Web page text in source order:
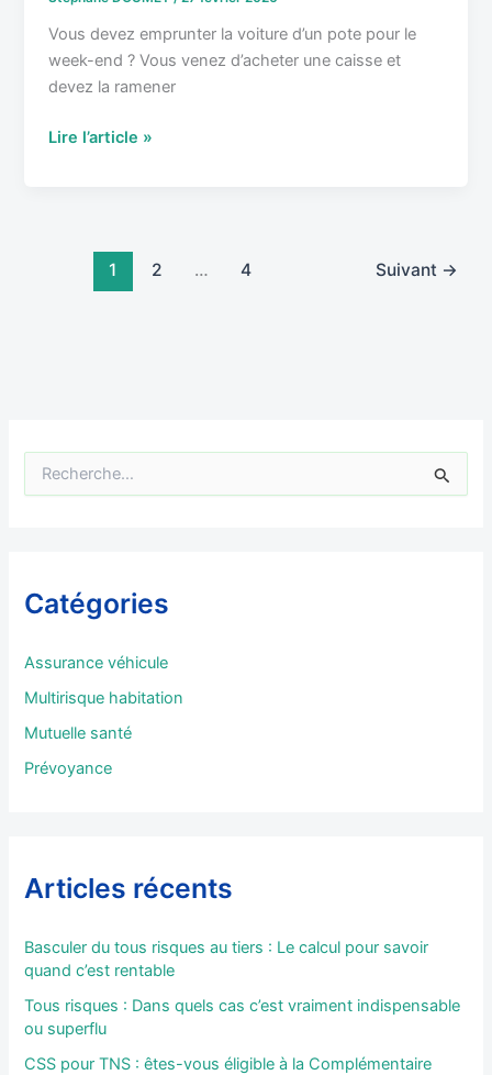
Vous devez emprunter la voiture d’un pote pour le
week-end ? Vous venez d’acheter une caisse et
devez la ramener
Lire l’article »
1 2 … 4 Suivant →
e
c
r
Catégories
Assurance véhicule
Multirisque habitation
Mutuelle santé
Prévoyance
Articles récents
Basculer du tous risques au tiers : Le calcul pour savoir
quand c’est rentable
Tous risques : Dans quels cas c’est vraiment indispensable
ou superflu
CSS pour TNS : êtes-vous éligible à la Complémentaire